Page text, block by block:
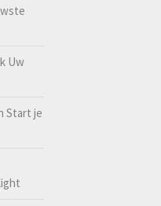
Uw
Start je